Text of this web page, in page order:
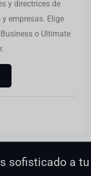
y directrices de
empresas. Elige
o Ultimate
sofisticado a tu